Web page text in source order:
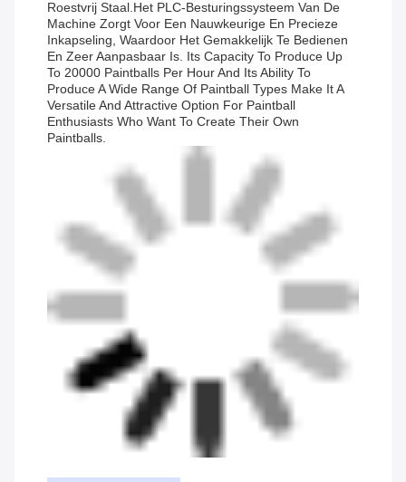
Roestvrij Staal.Het PLC-Besturingssysteem Van De
Machine Zorgt Voor Een Nauwkeurige En Precieze
Inkapseling, Waardoor Het Gemakkelijk Te Bedienen
En Zeer Aanpasbaar Is. Its Capacity To Produce Up
To 20000 Paintballs Per Hour And Its Ability To
Produce A Wide Range Of Paintball Types Make It A
Versatile And Attractive Option For Paintball
Enthusiasts Who Want To Create Their Own
Paintballs.